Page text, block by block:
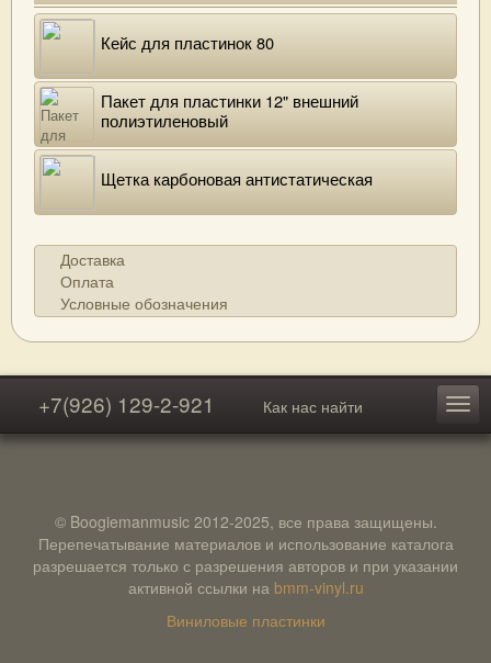
Кейс для пластинок 80
Пакет для пластинки 12" внешний
полиэтиленовый
Щетка карбоновая антистатическая
Доставка
Оплата
Условные обозначения
+7(926) 129-2-921 Как нас найти
© Boogiemanmusic 2012-2025, все права защищены.
Перепечатывание материалов и использование каталога
разрешается только с разрешения авторов и при указании
активной ссылки на bmm-vinyl.ru
Виниловые пластинки